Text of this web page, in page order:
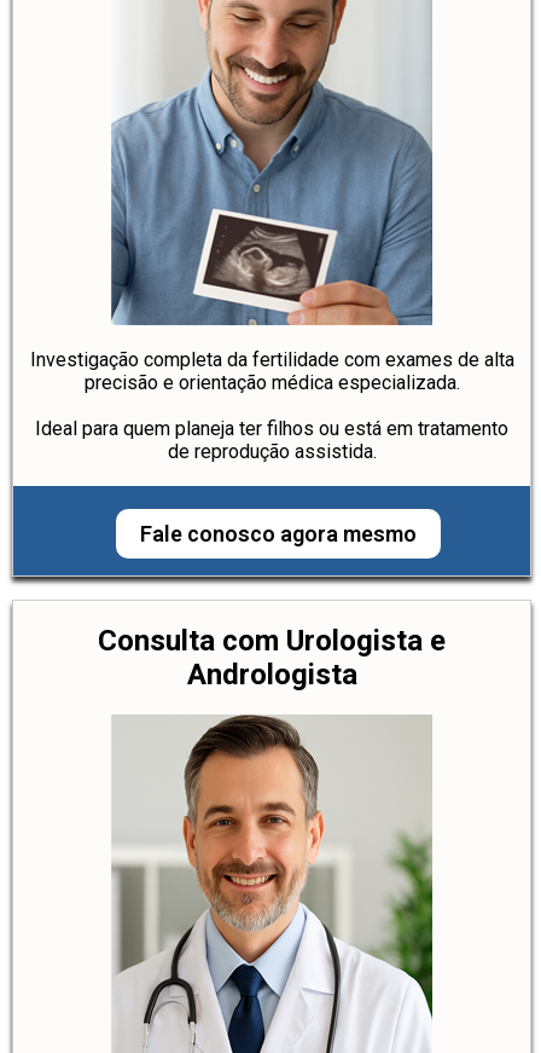
Investigação completa da fertilidade com exames de alta
precisão e orientação médica especializada.
Ideal para quem planeja ter filhos ou está em tratamento
de reprodução assistida.
Fale conosco agora mesmo
Consulta com Urologista e
Andrologista